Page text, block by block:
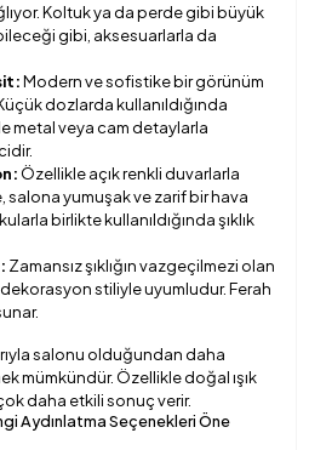
Koltuk ya da perde gibi büyük
gibi, aksesuarlarla da
Modern ve sofistike bir görünüm
dozlarda kullanıldığında
metal veya cam detaylarla
Özellikle açık renkli duvarlarla
yumuşak ve zarif bir hava
birlikte kullanıldığında şıklık
Zamansız şıklığın vazgeçilmezi olan
stiliyle uyumludur. Ferah
salonu olduğundan daha
mümkündür. Özellikle doğal ışık
daha etkili sonuç verir.
Aydınlatma Seçenekleri Öne